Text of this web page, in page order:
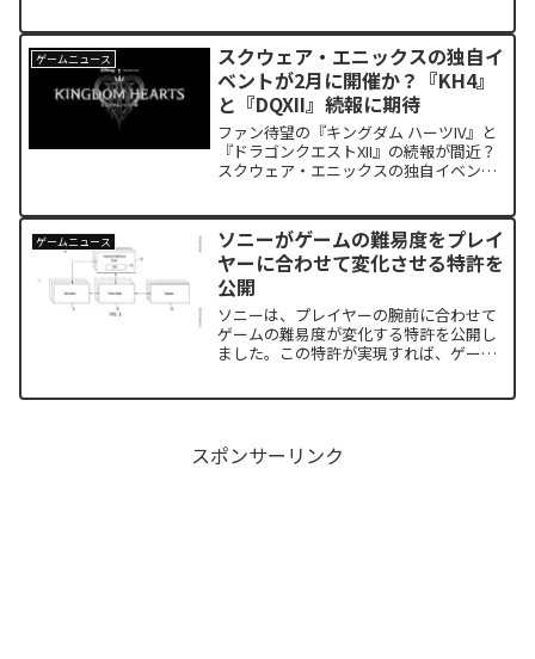
す。健全なオンラインゲーム環境を維持
できる画期的な特許です。
ゲームニュース
スクウェア・エニックスの独自イ
ベントが2月に開催か？『KH4』
と『DQXII』続報に期待
ファン待望の『キングダム ハーツIV』と
『ドラゴンクエストXII』の続報が間近？
スクウェア・エニックスの独自イベント
ゲームニュース
ソニーがゲームの難易度をプレイ
ヤーに合わせて変化させる特許を
公開
ソニーは、プレイヤーの腕前に合わせて
ゲームの難易度が変化する特許を公開し
ました。この特許が実現すれば、ゲーム
スポンサーリンク